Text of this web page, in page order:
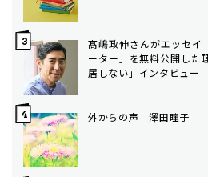
髙嶋政伸さんがエッセイ
ーター」を無料公開し
居しない」インタビュー
外からの声 澤田瞳子